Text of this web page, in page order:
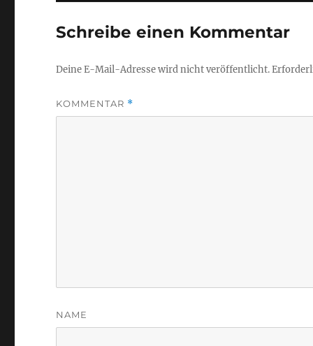
Schreibe einen Kommentar
Deine E-Mail-Adresse wird nicht veröffentlicht.
KOMMENTAR *
NAME